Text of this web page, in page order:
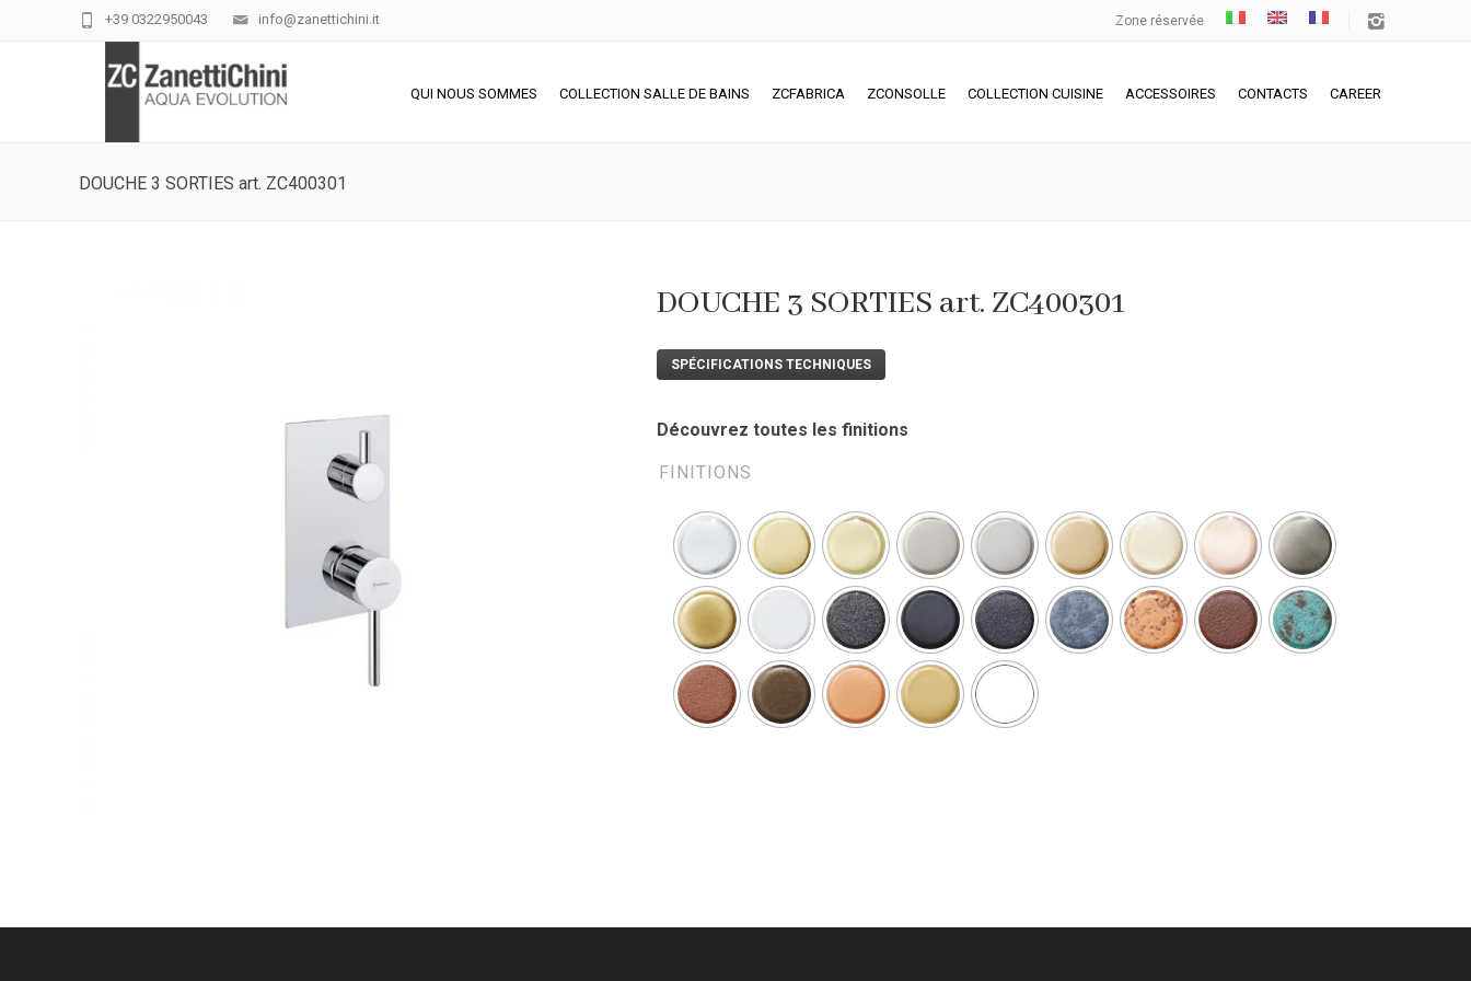
info@zanettichini.it
+39 0322950043 Zone réservée
QUI NOUS SOMMES COLLECTION SALLE DE BAINS ZCFABRICA ZCONSOLLE COLLECTION CUISINE ACCESSOIRES CONTACTS CAREER
DOUCHE 3 SORTIES art. ZC400301
DOUCHE 3 SORTIES art. ZC400301
SPÉCIFICATIONS TECHNIQUES
Découvrez toutes les finitions
FINITIONS